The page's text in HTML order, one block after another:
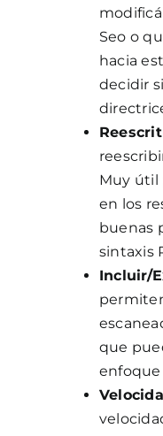
Seo o
hacia
decidir
Muy útil
en los
buenas
sintaxis
Incluir/
que
enfoque